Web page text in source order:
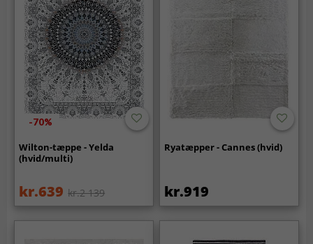
-70%
Wilton-tæppe - Yelda
(hvid/multi)
kr.639 kr.2 139
Ryatæpper - Cannes (hvid)
kr.919